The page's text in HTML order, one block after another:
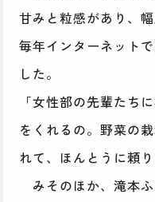
甘みと粒感があり、
毎年インターネット
した。
「女性部の先輩たち
をくれるの。野菜の
れて、ほんとうに頼り
みそのほか、滝本